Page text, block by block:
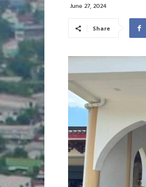
June 27, 2024
Share